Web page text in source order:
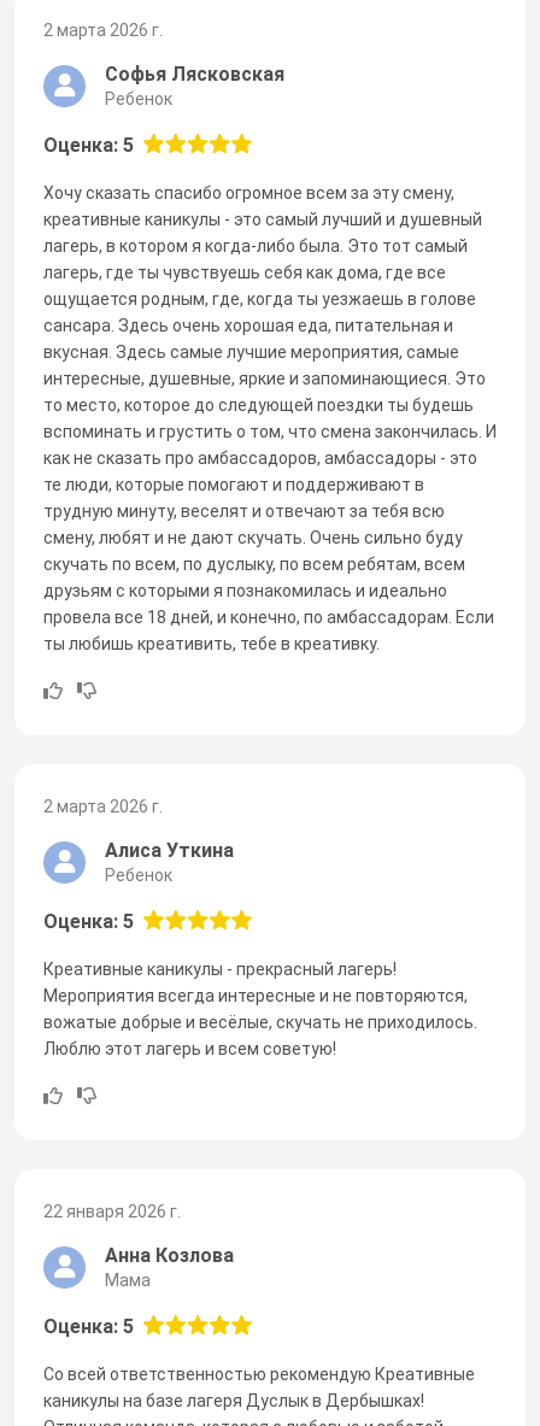
2 марта 2026 г.
Софья Лясковская
Ребенок
Оценка: 5
Хочу сказать спасибо огромное всем за эту смену,
креативные каникулы - это самый лучший и душевный
лагерь, в котором я когда-либо была. Это тот самый
лагерь, где ты чувствуешь себя как дома, где все
ощущается родным, где, когда ты уезжаешь в голове
сансара. Здесь очень хорошая еда, питательная и
вкусная. Здесь самые лучшие мероприятия, самые
интересные, душевные, яркие и запоминающиеся. Это
то место, которое до следующей поездки ты будешь
вспоминать и грустить о том, что смена закончилась. И
как не сказать про амбассадоров, амбассадоры - это
те люди, которые помогают и поддерживают в
трудную минуту, веселят и отвечают за тебя всю
смену, любят и не дают скучать. Очень сильно буду
скучать по всем, по дуслыку, по всем ребятам, всем
друзьям с которыми я познакомилась и идеально
провела все 18 дней, и конечно, по амбассадорам. Если
ты любишь креативить, тебе в креативку.
2 марта 2026 г.
Алиса Уткина
Ребенок
Оценка: 5
Креативные каникулы - прекрасный лагерь!
Мероприятия всегда интересные и не повторяются,
вожатые добрые и весëлые, скучать не приходилось.
Люблю этот лагерь и всем советую!
22 января 2026 г.
Анна Козлова
Мама
Оценка: 5
Со всей ответственностью рекомендую Креативные
каникулы на базе лагеря Дуслык в Дербышках!